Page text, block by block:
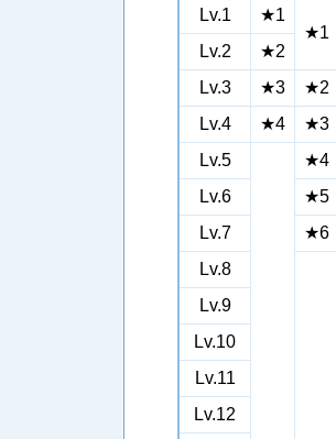
Lv.1
★1
★1
Lv.2
★2
Lv.3
★3
★2
Lv.4
★4
★3
Lv.5
★4
Lv.6
★5
Lv.7
★6
Lv.8
Lv.9
Lv.10
Lv.11
Lv.12